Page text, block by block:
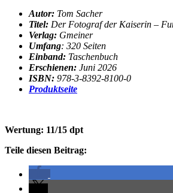
Autor: Tom Sacher
Titel: Der Fotograf der Kaiserin –
Verlag: Gmeiner
Umfang: 320 Seiten
Einband: Taschenbuch
Erschienen: Juni 2026
ISBN: 978-3-8392-8100-0
Produktseite
Wertung: 11/15 dpt
Teile diesen Beitrag: